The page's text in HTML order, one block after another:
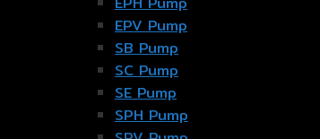
EPV Pump
SB Pump
SC Pump
SE Pump
SPH Pump